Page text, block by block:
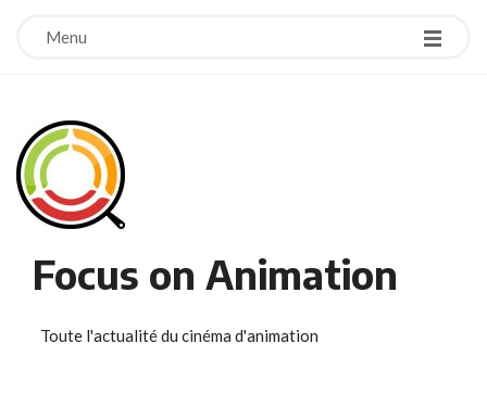
Menu
Focus on Animation
Toute l'actualité du cinéma d'animation